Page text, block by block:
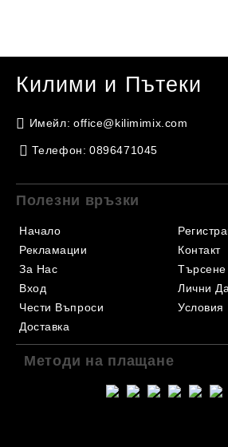
Килими и Пътеки
Имейл: office@kilimimix.com
Телефон: 0896471045
Полезни връзки
Начало
Рекламации
За Нас
Вход
Чести Въпроси
Контакт
Търсене
Лични
Условия
Доставка
Методи на плащане